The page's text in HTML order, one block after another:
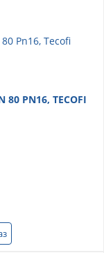
PN16, TECOFI